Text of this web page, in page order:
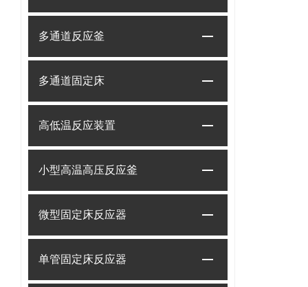
多通道反应釜
多通道固定床
高低温反应装置
小型高温高压反应釜
微型固定床反应器
单管固定床反应器